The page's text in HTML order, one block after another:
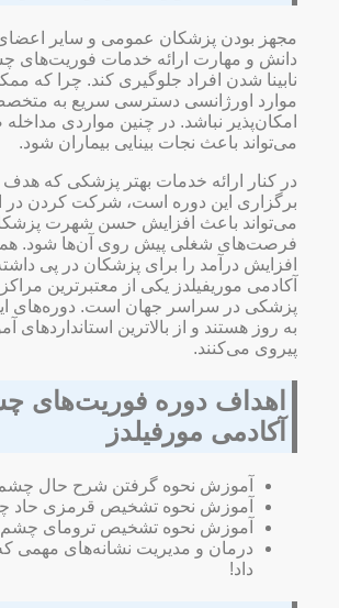
مجهز بودن پزشکان عمومی و سایر اعضای
دانش و مهارت ارائه خدمات فوریت‌های
نابینا شدن افراد جلوگیری کند. چرا که
موارد اورژانسی دسترسی سریع به
امکان‌پذیر نباشد. در چنین مواردی
می‌تواند باعث نجات بینایی بیماران شود.
در کنار ارائه خدمات بهتر پزشکی که هدف
برگزاری این دوره است، شرکت کردن در
می‌تواند باعث افزایش حسن شهرت
فرصت‌های شغلی پیش روی آن‌ها شود.
افزایش درآمد را برای پزشکان در پی
آکادمی موریفیلدز یکی از معتبرترین
پزشکی در سراسر جهان است. دوره‌های
به روز هستند و از بالاترین استانداردهای
پیروی می‌کنند.
اهداف دوره فوریت‌های
آکادمی مورفیلدز
آموزش نحوه گرفتن شرح حال
آموزش نحوه تشخیص قرمزی حاد
آموزش نحوه تشخیص ترومای چشم
درمان و مدیریت نشانه‌های مهمی
داد!